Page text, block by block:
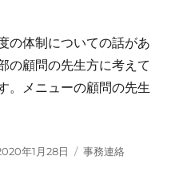
の体制についての話があ
の顧問の先生方に考えて
。メニューの顧問の先生
年1月28日
カ
事務連絡